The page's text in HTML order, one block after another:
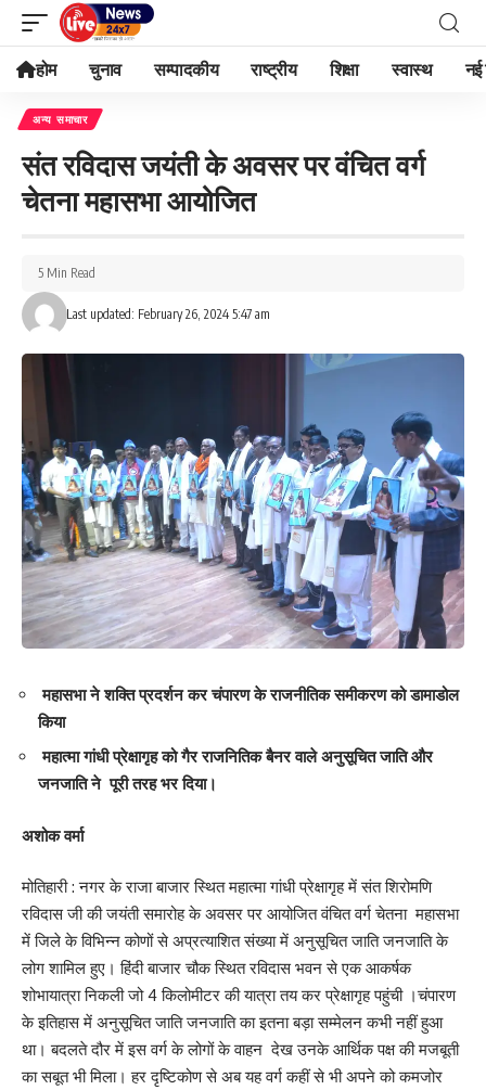
होम चुनाव सम्पादकीय राष्ट्रीय शिक्षा स्वास्थ नई
अन्य समाचार
संत रविदास जयंती के अवसर पर वंचित वर्ग
चेतना महासभा आयोजित
Last updated: February 26, 2024 5:47 am
5 Min Read
महासभा ने शक्ति प्रदर्शन कर चंपारण के राजनीतिक समीकरण को डामाडोल
किया
महात्मा गांधी प्रेक्षागृह को गैर राजनितिक बैनर वाले अनुसूचित जाति और
जनजाति ने पूरी तरह भर दिया।
अशोक वर्मा
मोतिहारी : नगर के राजा बाजार स्थित महात्मा गांधी प्रेक्षागृह में संत शिरोमणि
रविदास जी की जयंती समारोह के अवसर पर आयोजित वंचित वर्ग चेतना महासभा
में जिले के विभिन्न कोणों से अप्रत्याशित संख्या में अनुसूचित जाति जनजाति के
लोग शामिल हुए। हिंदी बाजार चौक स्थित रविदास भवन से एक आकर्षक
शोभायात्रा निकली जो 4 किलोमीटर की यात्रा तय कर प्रेक्षागृह पहुंची ।चंपारण
के इतिहास में अनुसूचित जाति जनजाति का इतना बड़ा सम्मेलन कभी नहीं हुआ
था। बदलते दौर में इस वर्ग के लोगों के वाहन देख उनके आर्थिक पक्ष की मजबूती
का सबूत भी मिला। हर दृष्टिकोण से अब यह वर्ग कहीं से भी अपने को कमजोर